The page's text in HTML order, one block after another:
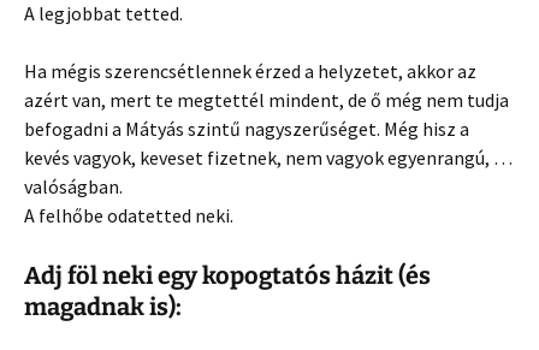
A legjobbat tetted.
Ha mégis szerencsétlennek érzed a helyzetet, akkor az
azért van, mert te megtettél mindent, de ő még nem tudja
befogadni a Mátyás szintű nagyszerűséget. Még hisz a
kevés vagyok, keveset fizetnek, nem vagyok egyenrangú, …
valóságban.
A felhőbe odatetted neki.
Adj föl neki egy kopogtatós házit (és
magadnak is):